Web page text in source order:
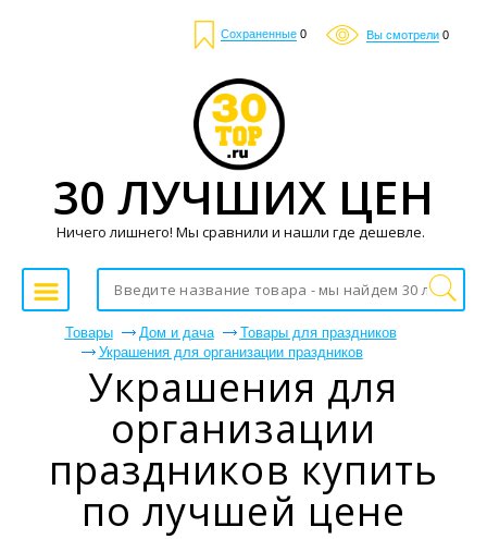
Сохраненные 0 Вы смотрели 0
Товары Дом и дача
Товары для праздников
Украшения для организации праздников
Украшения для
организации
праздников купить
по лучшей цене
30 ЛУЧШИХ ЦЕН
Ничего лишнего! Мы сравнили и нашли где дешевле.